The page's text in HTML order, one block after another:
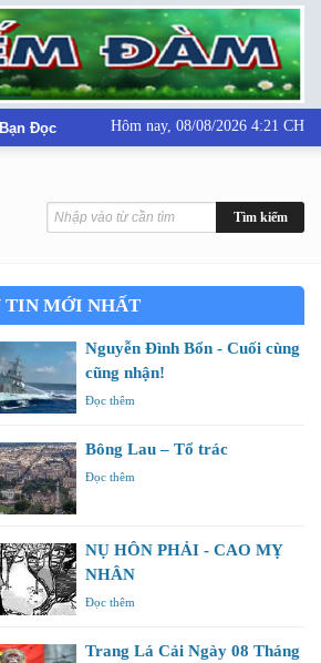
Đọc Hôm nay, 08/08/2026 4:21 CH
TIN MỚI NHẤT
Nguyễn Đình Bổn - Cuối cùng
cũng nhận!
Đọc thêm
Bông Lau – Tổ trác
Đọc thêm
NỤ HÔN PHẢI - CAO MỴ
NHÂN
Đọc thêm
Trang Lá Cải Ngày 08 Tháng